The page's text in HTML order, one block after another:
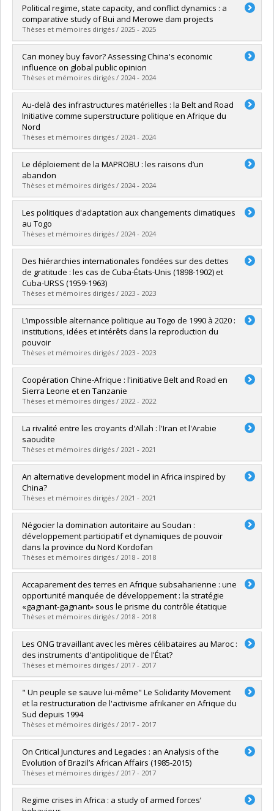
Graduate :Benomar, Maya
Cycle :Master's
Grade :M. Sc.
Lien vers le document dans Papyrus
Political regime, state capacity, and conflict dynamics : a
comparative study of Bui and Merowe dam projects
Thèses et mémoires dirigés / 2025 - 2025
Graduate :Lema Mohamed , Abdou Rahim
Cycle :Doctoral
Grade :Ph. D.
Lien vers le document dans Papyrus
Can money buy favor? Assessing China's economic
influence on global public opinion
Thèses et mémoires dirigés / 2024 - 2024
Graduate : Toettoe, Benjamin
Cycle :Doctoral
Grade :
Lien vers le document dans Papyrus
Au-delà des infrastructures matérielles : la Belt and Road
Initiative comme superstructure politique en Afrique du
Nord
Thèses et mémoires dirigés / 2024 - 2024
Graduate :Laroussi, Adam
Cycle :Doctoral
Grade :Ph. D.
Lien vers le document dans Papyrus
Le déploiement de la MAPROBU : les raisons d’un
abandon
Thèses et mémoires dirigés / 2024 - 2024
Graduate :Faye, Djidiack Jean-François
Cycle :Master's
Grade :M. Sc.
Lien vers le document dans Papyrus
Les politiques d'adaptation aux changements climatiques
au Togo
Thèses et mémoires dirigés / 2024 - 2024
Graduate :Amematsro, Bloda Ayaovi.
Cycle :Master's
Grade :M. Sc.
Lien vers le document dans Papyrus
Des hiérarchies internationales fondées sur des dettes
de gratitude : les cas de Cuba-États-Unis (1898-1902) et
Cuba-URSS (1959-1963)
Thèses et mémoires dirigés / 2023 - 2023
Graduate :Ricardo, Rainer
Cycle :Doctoral
Grade :
Lien vers le document dans Papyrus
L’impossible alternance politique au Togo de 1990 à 2020 :
institutions, idées et intérêts dans la reproduction du
pouvoir
Thèses et mémoires dirigés / 2023 - 2023
Graduate :Adandjesso, Kossi Eden Andrews
Cycle :Doctoral
Grade :Ph. D.
Lien vers le document dans Papyrus
Coopération Chine-Afrique : l'initiative Belt and Road en
Sierra Leone et en Tanzanie
Thèses et mémoires dirigés / 2022 - 2022
Graduate :Bonacina, Amabilly
Cycle :Master's
Grade :M. Sc.
Lien vers le document dans Papyrus
La rivalité entre les croyants d'Allah : l'Iran et l'Arabie
saoudite
Thèses et mémoires dirigés / 2021 - 2021
Graduate :Mira, Adam
Cycle :
Grade :M. Sc.
Lien vers le document dans Papyrus
An alternative development model in Africa inspired by
China?
Thèses et mémoires dirigés / 2021 - 2021
Graduate :Chen, Lijuan
Cycle :Doctoral
Grade : Ph. D.
Lien vers le document dans Papyrus
Négocier la domination autoritaire au Soudan :
développement participatif et dynamiques de pouvoir
dans la province du Nord Kordofan
Thèses et mémoires dirigés / 2018 - 2018
Graduate :Mahé, Anne-Laure
Cycle :Doctoral
Grade :Ph. D.
Lien vers le document dans Papyrus
Accaparement des terres en Afrique subsaharienne : une
opportunité manquée de développement : la stratégie
«gagnant-gagnant» sous le prisme du contrôle étatique
Thèses et mémoires dirigés / 2018 - 2018
Graduate :Lallement, Charlotte
Cycle :Master's
Grade :M.A.
Lien vers le document dans Papyrus
Les ONG travaillant avec les mères célibataires au Maroc :
des instruments d'antipolitique de l'État?
Thèses et mémoires dirigés / 2017 - 2017
Graduate : Benzouine, Youssef
Cycle :Master's
Grade :M. Sc.
Lien vers le document dans Papyrus
" Un peuple se sauve lui-même" Le Solidarity Movement
et la restructuration de l'activisme afrikaner en Afrique du
Sud depuis 1994
Thèses et mémoires dirigés / 2017 - 2017
Graduate :Thibault-Couture, Joanie
Cycle :Doctoral
Grade :Ph. D.
Lien vers le document dans Papyrus
On Critical Junctures and Legacies : an Analysis of the
Evolution of Brazil’s African Affairs (1985-2015)
Thèses et mémoires dirigés / 2017 - 2017
Graduate :Lima Machado, Iara Binta
Regime crises in Africa : a study of armed forces’